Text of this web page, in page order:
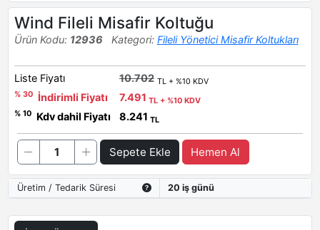
Wind Fileli Misafir Koltuğu
Ürün Kodu: 12936 Kategori: Fileli Yönetici Misafir Koltukları
Liste Fiyatı 10.702 TL + %10 KDV
% 30
İndirimli Fiyatı 7.491 TL + %10 KDV
% 10
Kdv dahil Fiyatı 8.241 TL
Sepete Ekle Hemen Al
Üretim / Tedarik Süresi 20 iş günü